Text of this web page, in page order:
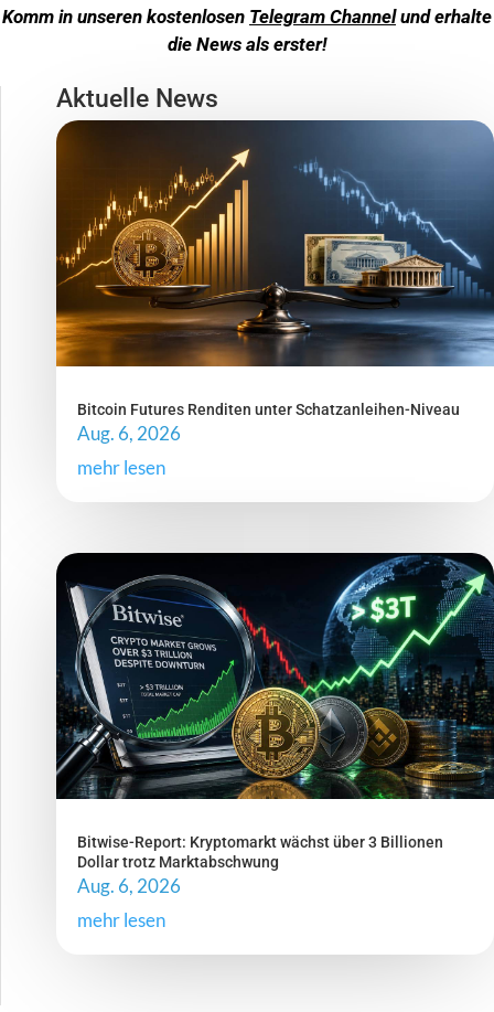
Komm in unseren kostenlosen Telegram Channelund erhalte
die News als erster!
Aktuelle News
Bitcoin Futures Renditen unter Schatzanleihen-Niveau
Aug. 6, 2026
mehr lesen
Bitwise-Report: Kryptomarkt wächst über 3 Billionen
Dollar trotz Marktabschwung
Aug. 6, 2026
mehr lesen